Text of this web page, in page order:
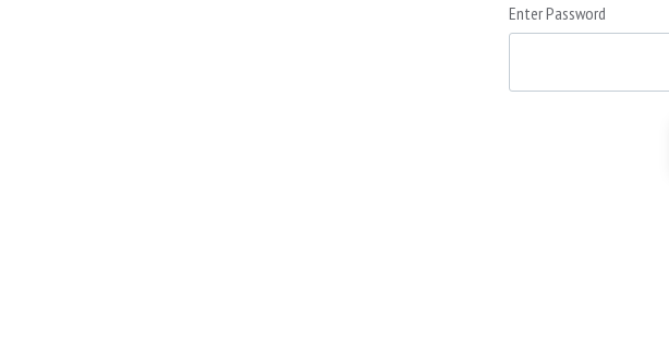
Enter Password